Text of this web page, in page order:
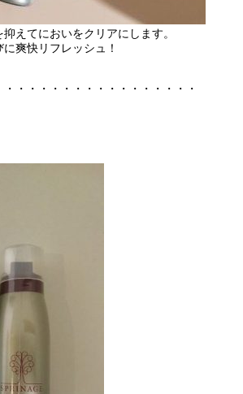
えてにおいをクリアにします。
爽快リフレッシュ！
・・・・・・・・・・・・・・・・